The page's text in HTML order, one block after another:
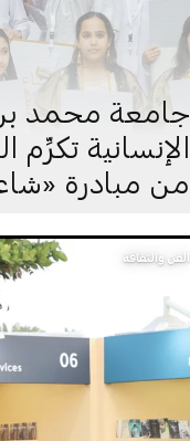
جامعة محمد بن
الإنسانية تكرِّم
من مبادرة
الفن والثقافة